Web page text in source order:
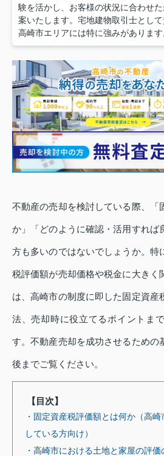
験を活かし、お客様の状況に合わせ
案いたします。宅地建物取引士として
高崎市エリアには特に強みがあります
不動産の売却を検討している際、「
か」「どのように確認・活用すれば
方も多いのではないでしょうか。特
税評価額が売却価格や税金に大きく
は、高崎市の制度に即した固定資産
法、売却時に役立てるポイントま
す。不動産売却を成功させるための
後までご覧ください。
【目次】
・固定資産税評価額とは何か（高
している方向け）
・高崎市における土地と家屋の評価